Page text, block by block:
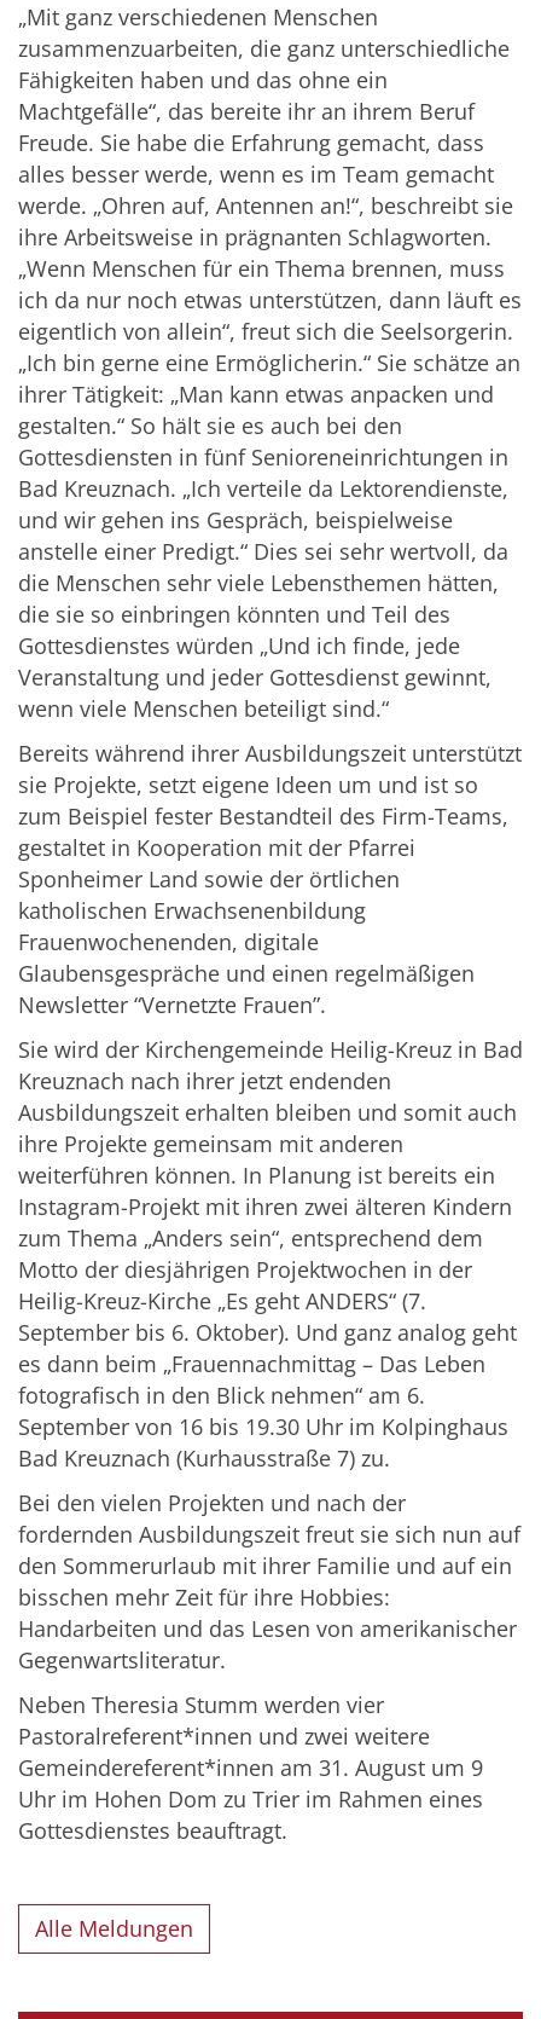
„Mit ganz verschiedenen Menschen
zusammenzuarbeiten, die ganz unterschiedliche
Fähigkeiten haben und das ohne ein
Machtgefälle“, das bereite ihr an ihrem Beruf
Freude. Sie habe die Erfahrung gemacht, dass
alles besser werde, wenn es im Team gemacht
werde. „Ohren auf, Antennen an!“, beschreibt sie
ihre Arbeitsweise in prägnanten Schlagworten.
„Wenn Menschen für ein Thema brennen, muss
ich da nur noch etwas unterstützen, dann läuft es
eigentlich von allein“, freut sich die Seelsorgerin.
„Ich bin gerne eine Ermöglicherin.“ Sie schätze an
ihrer Tätigkeit: „Man kann etwas anpacken und
gestalten.“ So hält sie es auch bei den
Gottesdiensten in fünf Senioreneinrichtungen in
Bad Kreuznach. „Ich verteile da Lektorendienste,
und wir gehen ins Gespräch, beispielweise
anstelle einer Predigt.“ Dies sei sehr wertvoll, da
die Menschen sehr viele Lebensthemen hätten,
die sie so einbringen könnten und Teil des
Gottesdienstes würden „Und ich finde, jede
Veranstaltung und jeder Gottesdienst gewinnt,
wenn viele Menschen beteiligt sind.“
Bereits während ihrer Ausbildungszeit unterstützt
sie Projekte, setzt eigene Ideen um und ist so
zum Beispiel fester Bestandteil des Firm-Teams,
gestaltet in Kooperation mit der Pfarrei
Sponheimer Land sowie der örtlichen
katholischen Erwachsenenbildung
Frauenwochenenden, digitale
Glaubensgespräche und einen regelmäßigen
Newsletter “Vernetzte Frauen”.
Sie wird der Kirchengemeinde Heilig-Kreuz in Bad
Kreuznach nach ihrer jetzt endenden
Ausbildungszeit erhalten bleiben und somit auch
ihre Projekte gemeinsam mit anderen
weiterführen können. In Planung ist bereits ein
Instagram-Projekt mit ihren zwei älteren Kindern
zum Thema „Anders sein“, entsprechend dem
Motto der diesjährigen Projektwochen in der
Heilig-Kreuz-Kirche „Es geht ANDERS“ (7.
September bis 6. Oktober). Und ganz analog geht
es dann beim „Frauennachmittag – Das Leben
fotografisch in den Blick nehmen“ am 6.
September von 16 bis 19.30 Uhr im Kolpinghaus
Bad Kreuznach (Kurhausstraße 7) zu.
Bei den vielen Projekten und nach der
fordernden Ausbildungszeit freut sie sich nun auf
den Sommerurlaub mit ihrer Familie und auf ein
bisschen mehr Zeit für ihre Hobbies:
Handarbeiten und das Lesen von amerikanischer
Gegenwartsliteratur.
Neben Theresia Stumm werden vier
Pastoralreferent*innen und zwei weitere
Gemeindereferent*innen am 31. August um 9
Uhr im Hohen Dom zu Trier im Rahmen eines
Gottesdienstes beauftragt.
Alle Meldungen